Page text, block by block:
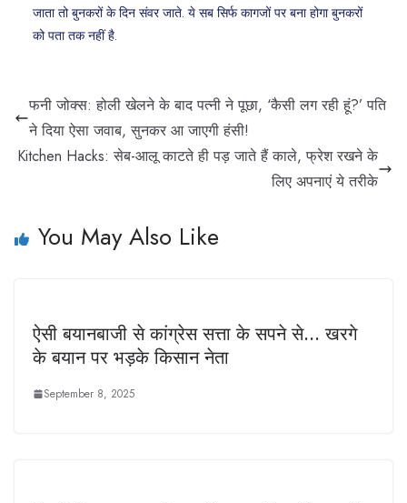
जाता तो बुनकरों के दिन संवर जाते. ये सब सिर्फ कागजों पर बना होगा बुनकरों
को पता तक नहीं है.
फनी जोक्स: होली खेलने के बाद पत्नी ने पूछा, ‘कैसी लग रही हूं?’ पति
ने दिया ऐसा जवाब, सुनकर आ जाएगी हंसी!
Kitchen Hacks: सेब-आलू काटते ही पड़ जाते हैं काले, फ्रेश रखने के
लिए अपनाएं ये तरीके
You May Also Like
ऐसी बयानबाजी से कांग्रेस सत्ता के सपने से… खरगे
के बयान पर भड़के किसान नेता
September 8, 2025